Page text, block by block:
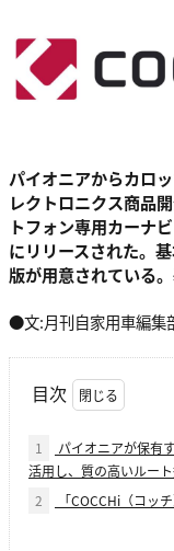
パイオニアからカロ
レクトロニクス商品
トフォン専用カーナ
にリリースされた。
版が用意されている
●文:月刊自家用車編集
目次
1
パイオニアが保有
活用し、質の高いルー
2
「COCCHi（コッ